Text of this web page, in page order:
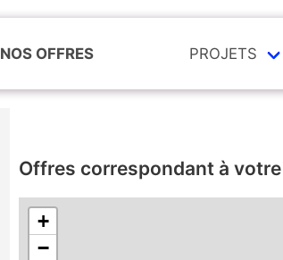
NOS OFFRES PROJETS
Offres correspondant à
+
−